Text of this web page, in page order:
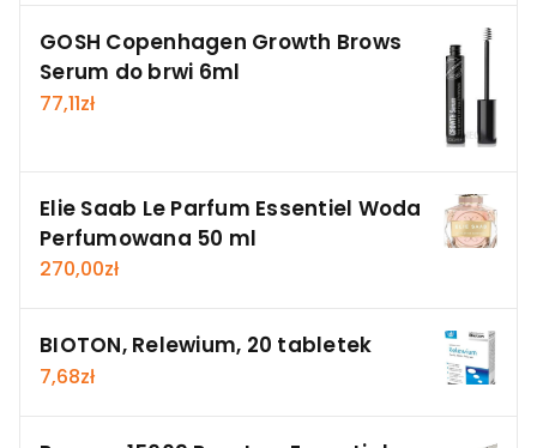
GOSH Copenhagen Growth Brows
Serum do brwi 6ml
77,11zł
Elie Saab Le Parfum Essentiel Woda
Perfumowana 50 ml
270,00zł
BIOTON, Relewium, 20 tabletek
7,68zł